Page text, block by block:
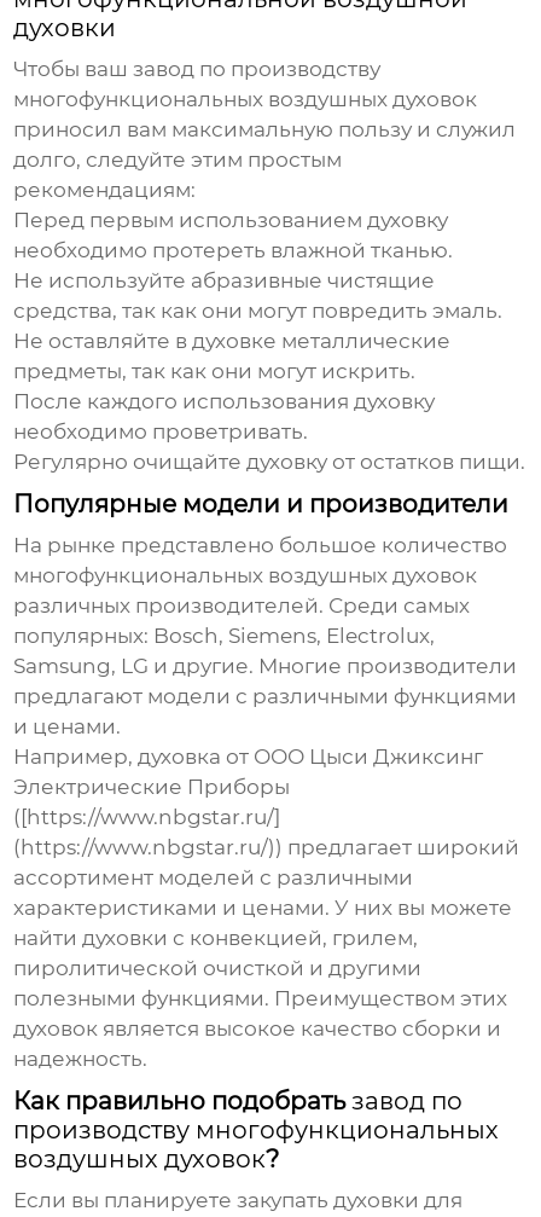
духовки
Чтобы вашзавод по производству
многофункциональных воздушных духовок
приносил вам максимальную пользу и служил
долго, следуйте этим простым
рекомендациям:
Перед первым использованием духовку
необходимо протереть влажной тканью.
Не используйте абразивные чистящие
средства, так как они могут повредить эмаль.
Не оставляйте в духовке металлические
предметы, так как они могут искрить.
После каждого использования духовку
необходимо проветривать.
Регулярно очищайте духовку от остатков пищи.
Популярные модели и производители
На рынке представлено большое количество
многофункциональных воздушных духовок
различных производителей. Среди самых
популярных: Bosch, Siemens, Electrolux,
Samsung, LG и другие. Многие производители
предлагают модели с различными функциями
и ценами.
Например, духовка от ООО Цыси Джиксинг
Электрические Приборы
([https://www.nbgstar.ru/]
(https://www.nbgstar.ru/)) предлагает широкий
ассортимент моделей с различными
характеристиками и ценами. У них вы можете
найти духовки с конвекцией, грилем,
пиролитической очисткой и другими
полезными функциями. Преимуществом этих
духовок является высокое качество сборки и
надежность.
Как правильно подобратьзавод по
производству многофункциональных
воздушных духовок?
Если вы планируете закупать духовки для